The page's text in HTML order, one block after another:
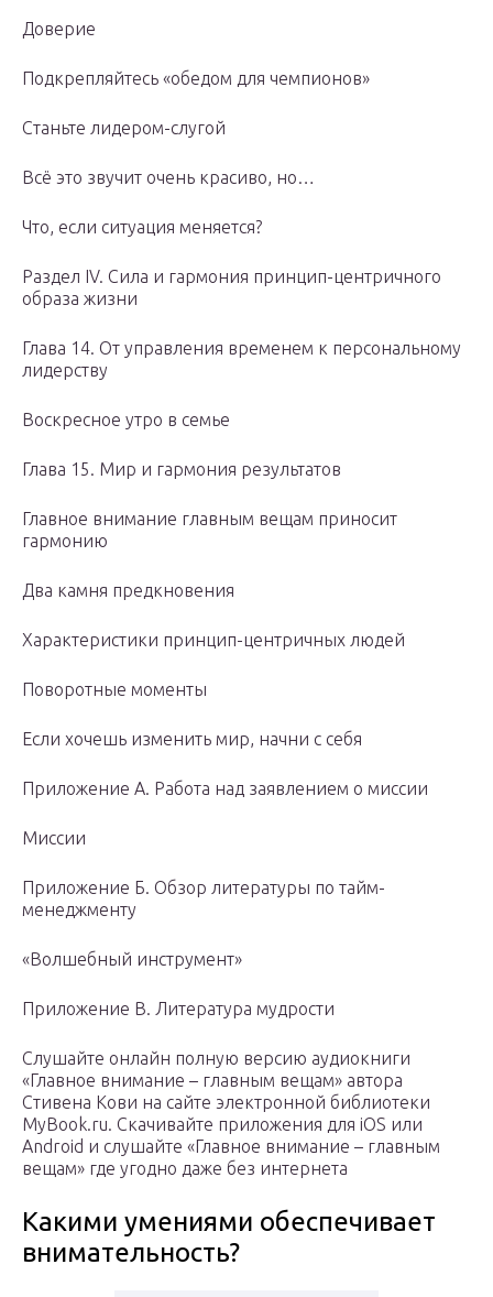
Доверие
Подкрепляйтесь «обедом для чемпионов»
Станьте лидером-слугой
Всё это звучит очень красиво, но…
Что, если ситуация меняется?
Раздел IV. Сила и гармония принцип-центричного
образа жизни
Глава 14. От управления временем к персональному
лидерству
Воскресное утро в семье
Глава 15. Мир и гармония результатов
Главное внимание главным вещам приносит
гармонию
Два камня предкновения
Характеристики принцип-центричных людей
Поворотные моменты
Если хочешь изменить мир, начни с себя
Приложение А. Работа над заявлением о миссии
Миссии
Приложение Б. Обзор литературы по тайм-
менеджменту
«Волшебный инструмент»
Приложение В. Литература мудрости
Слушайте онлайн полную версию аудиокниги
«Главное внимание – главным вещам» автора
Стивена Кови на сайте электронной библиотеки
MyBook.ru. Скачивайте приложения для iOS или
Android и слушайте «Главное внимание – главным
вещам» где угодно даже без интернета
Какими умениями обеспечивает
внимательность?